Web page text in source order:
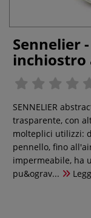
Sennelier
inchiostro
SENNELIER
trasparente, con
molteplici utilizzi:
pennello, fino
impermeabile, ha
pu&ograv...